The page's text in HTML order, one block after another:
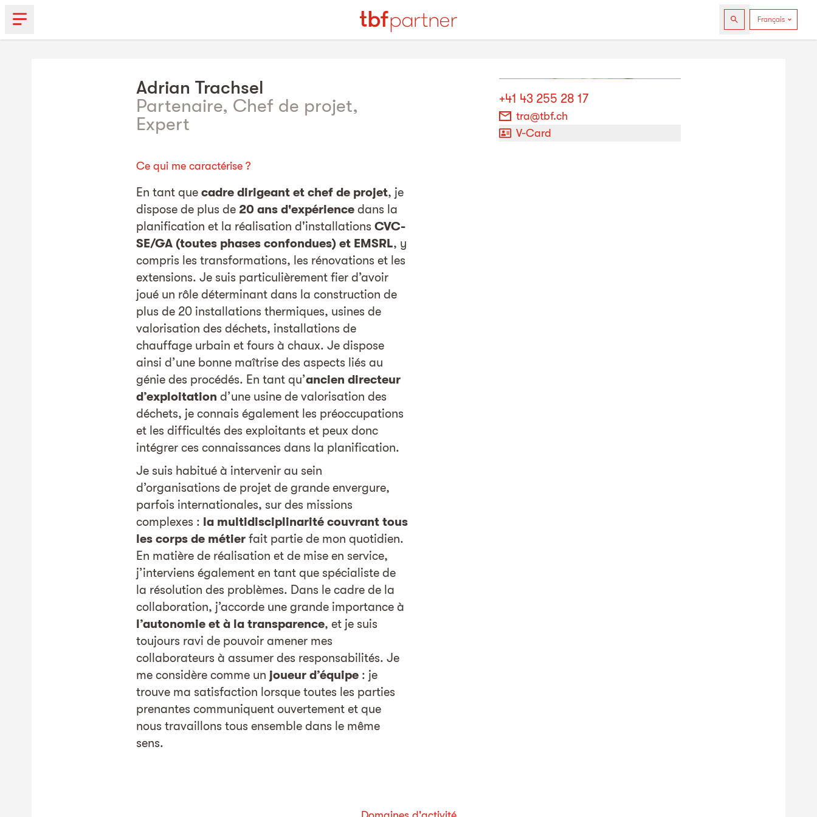
Adrian Trachsel
Partenaire, Chef de projet,
Expert
Ce qui me caractérise ?
En tant que cadre dirigeant et chef de projet, je
dispose de plus de 20 ans d'expérience dans la
planification et la réalisation d'installations CVC-
SE/GA (toutes phases confondues) et EMSRL, y
compris les transformations, les rénovations et les
extensions. Je suis particulièrement fier d’avoir
joué un rôle déterminant dans la construction de
plus de 20 installations thermiques, usines de
valorisation des déchets, installations de
chauffage urbain et fours à chaux. Je dispose
ainsi d’une bonne maîtrise des aspects liés au
génie des procédés. En tant qu’ancien directeur
d’exploitation d’une usine de valorisation des
déchets, je connais également les préoccupations
et les difficultés des exploitants et peux donc
intégrer ces connaissances dans la planification.
Je suis habitué à intervenir au sein
d’organisations de projet de grande envergure,
parfois internationales, sur des missions
complexes : la multidisciplinarité couvrant tous
les corps de métier fait partie de mon quotidien.
En matière de réalisation et de mise en service,
j’interviens également en tant que spécialiste de
la résolution des problèmes. Dans le cadre de la
collaboration, j’accorde une grande importance à
l’autonomie et à la transparence, et je suis
toujours ravi de pouvoir amener mes
collaborateurs à assumer des responsabilités. Je
me considère comme un joueur d’équipe : je
trouve ma satisfaction lorsque toutes les parties
prenantes communiquent ouvertement et que
nous travaillons tous ensemble dans le même
sens.
+41 43 255 28 17
tra@tbf.ch
V-Card